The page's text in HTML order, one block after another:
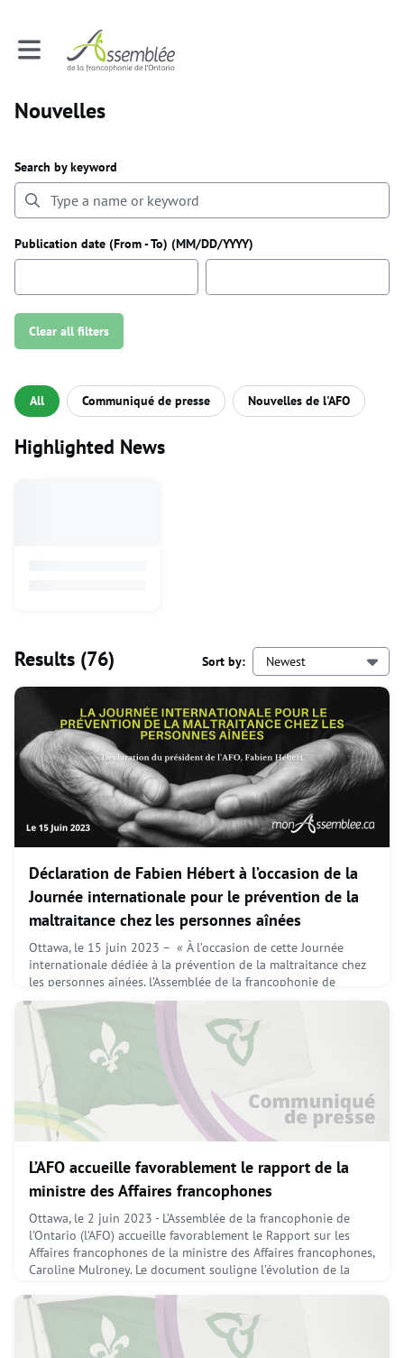
Toggle main navigation
Nouvelles
Search by keyword
Publication date (From - To) (MM/DD/YYYY)
Clear all filters
Filter by category
All Communiqué de presse Nouvelles de l'AFO
Highlighted News
Results (76) Sort by: Newest
Déclaration de Fabien Hébert à l’occasion de la
Journée internationale pour le prévention de la
maltraitance chez les personnes aînées
Ottawa, le 15 juin 2023 – « À l’occasion de cette Journée
internationale dédiée à la prévention de la maltraitance chez
les personnes aînées, l’Assemblée de la francophonie de
l’Ontario (AFO) désire attirer l’attention sur ce problème
crucial qui affecte également nos aîné.e.s francophones.La
maltraitance envers les personnes aînées est une
préoccupation majeure qui requiert une mobilisation coll
June 15, 2023
L’AFO accueille favorablement le rapport de la
ministre des Affaires francophones
Ottawa, le 2 juin 2023 - L’Assemblée de la francophonie de
l’Ontario (l’AFO) accueille favorablement le Rapport sur les
Affaires francophones de la ministre des Affaires francophones,
Caroline Mulroney. Le document souligne l’évolution de la
les grands défis de la communauté francophone. L’AFO
reconnaît les avancées importantes telles
June 2, 2023